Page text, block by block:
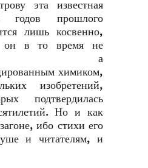
эта известная
годов прошлого
лишь косвенно,
он в то время не
а
химиком,
изобретений,
подтвердилась
Но и как
ибо стихи его
и читателям, и